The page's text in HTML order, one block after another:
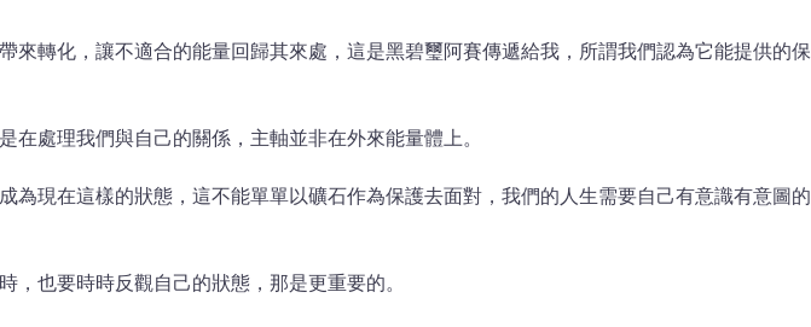
轉化，讓不適合的能量回歸其來處，這是黑碧璽阿賽傳遞給我，所謂我們認為它能提供的保
處理我們與自己的關係，主軸並非在外來能量體上。
現在這樣的狀態，這不能單單以礦石作為保護去面對，我們的人生需要自己有意識有意圖的
也要時時反觀自己的狀態，那是更重要的。